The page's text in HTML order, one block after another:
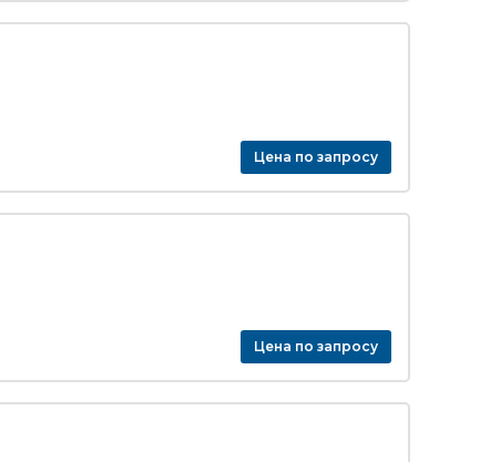
Цена по запросу
Цена по запросу